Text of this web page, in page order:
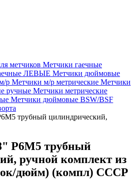
метчиков Метчики гаечные
ЛЕВЫЕ Метчики дюймовые
р Метчики м/р метрические Метчики
ручные Метчики метрические
Метчики дюймовые BSW/BSF
трубный цилиндрический,
Р6М5 трубный
ручной комплект из
дюйм) (компл) СССР